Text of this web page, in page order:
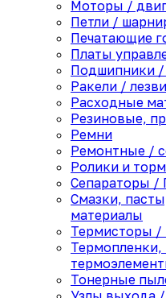
Моторы /
Петли /
Печатающие
Платы
Подшипники /
Ракели /
Расходные
Резиновые,
Ремни
Ремонтные /
Ролики и
Сепараторы /
Смазки,
материалы
Термисторы /
Тонерные